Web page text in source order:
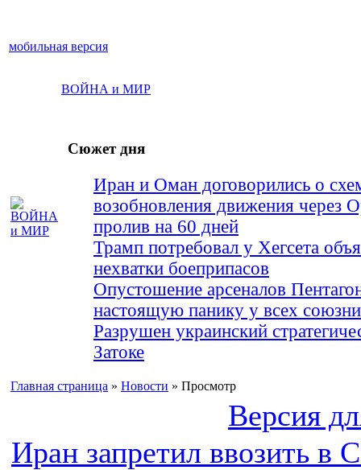
мобильная версия
ВОЙНА и МИР
Сюжет дня
Иран и Оман договорились о
возобновления движения через
пролив на 60 дней
Трамп потребовал у Хегсета
нехватки боеприпасов
Опустошение арсеналов
настоящую панику у всех
Разрушен украинский
Затоке
Главная страница » Новости » Просмотр
Версия
Иран запретил ввозить в